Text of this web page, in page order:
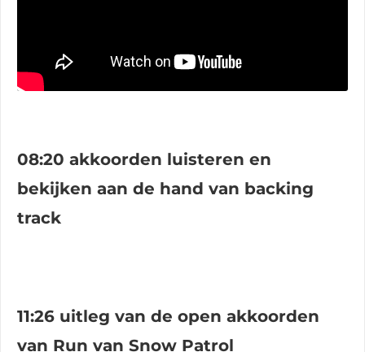
08:20 akkoorden luisteren en
bekijken aan de hand van backing
track
11:26 uitleg van de open akkoorden
van Run van Snow Patrol